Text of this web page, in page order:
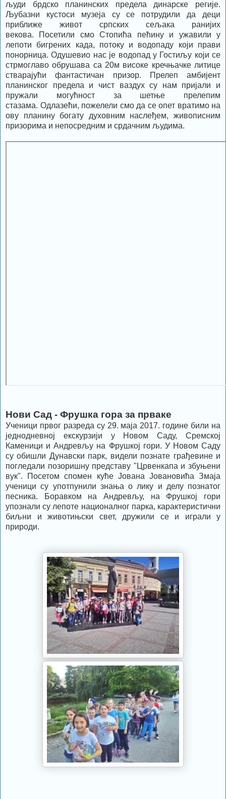
људи брдско планинских предела динарске регије.
Љубазни кустоси музеја су се потрудили да деци
приближе живот српских сељака ранијих
векова. Посетили смо Стопића пећину и ужавили у
лепоти бигрених када, потоку и водопаду који прави
понорница. Одушевио нас је водопад у Гостиљу који се
стрмоглаво обрушава са 20м високе кречњачке литице
стварајући фантастичан призор. Прелеп амбијент
планинског предела и чист ваздух су нам пријали и
пружали могућност за шетње прелепим
стазама. Одлазећи, пожелели смо да се опет вратимо на
ову планину богату духовним наслеђем, живописним
призорима и непосредним и срдачним људима.
Нови Сад - Фрушка гора за прваке
Ученици првог разреда су 29. маја 2017. године били на
једнодневној екскурзији у Новом Саду, Сремској
Каменици и Андревљу на Фрушкој гори. У Новом Саду
су обишли Дунавски парк, видели познате грађевине и
погледали позоришну представу "Црвенкапа и збуњени
вук". Посетом спомен куће Јована Јовановића Змаја
ученици су употпунили знања о лику и делу познатог
песника. Боравком на Андревљу, на Фрушкој гори
упознали су лепоте националног парка, карактеристични
биљни и животињски свет, дружили се и играли у
природи.